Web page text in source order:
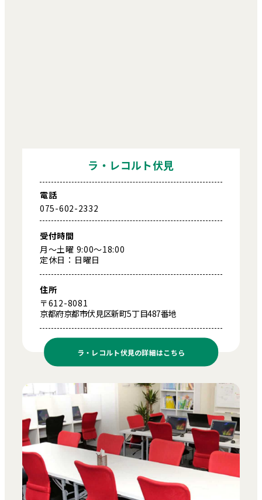
ラ・レコルト伏見
電話
075-602-2332
受付時間
月～土曜 9:00～18:00
定休日：日曜日
住所
〒612-8081
京都府京都市伏見区新町5丁目487番地
ラ・レコルト伏見の詳細はこちら